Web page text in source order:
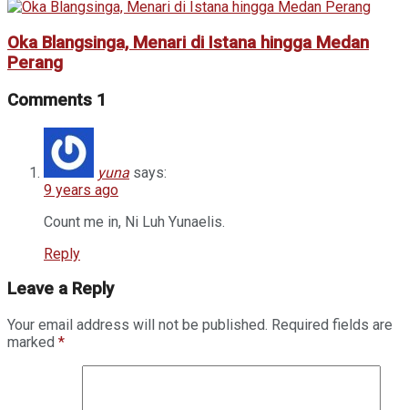
Oka Blangsinga, Menari di Istana hingga Medan
Perang
Comments 1
yuna says:
9 years ago
Count me in, Ni Luh Yunaelis.
Reply
Leave a Reply
Your email address will not be published. Required fields are
marked *